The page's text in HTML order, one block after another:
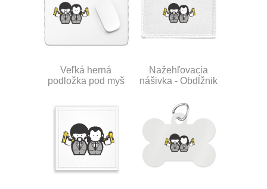
Veľká herná
podložka pod myš
Nažehľovacia
nášivka - Obdĺžnik